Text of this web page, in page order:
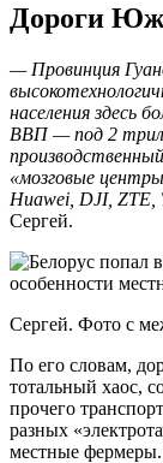
Дороги
— Провинция
населения здесь
ВВП — под 2
«мозговые
Huawei, DJI, ZTE,
Сергей.
Сергей. Фото с
По его словам,
тотальный хаос,
прочего
разных
местные фермеры.